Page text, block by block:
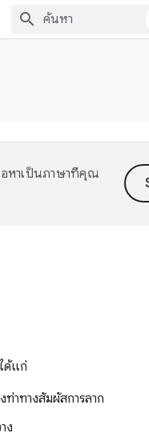
หาเป็นภาษาที่คุณ
ด้แก่
าทางสัมผัสการลาก
ง